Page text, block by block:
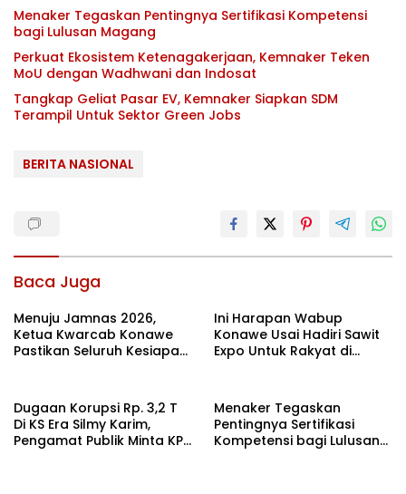
Menaker Tegaskan Pentingnya Sertifikasi Kompetensi
bagi Lulusan Magang
Perkuat Ekosistem Ketenagakerjaan, Kemnaker Teken
MoU dengan Wadhwani dan Indosat
Tangkap Geliat Pasar EV, Kemnaker Siapkan SDM
Terampil Untuk Sektor Green Jobs
BERITA NASIONAL
Baca Juga
Menuju Jamnas 2026,
Ketua Kwarcab Konawe
Pastikan Seluruh Kesiapan
Ini Harapan Wabup
Konawe Usai Hadiri Sawit
Expo Untuk Rakyat di
Dugaan Korupsi Rp. 3,2 T
Di KS Era Silmy Karim,
Pengamat Publik Minta KPK
Menaker Tegaskan
Pentingnya Sertifikasi
Kompetensi bagi Lulusan